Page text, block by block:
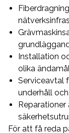
Installation
olika
Serviceavtal
underhåll
Reparationer
För att få reda